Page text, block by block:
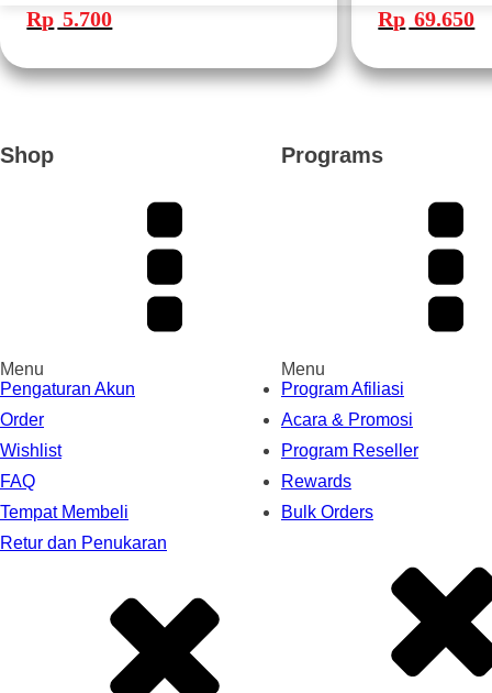
adalah:
Rp 20.000.
Rp 5.700ini
adalah:
adalah:
Rp 139.300.
Rp 69.650ini
Shop
Menu
Pengaturan Akun
Order
Wishlist
FAQ
Tempat Membeli
Retur dan Penukaran
Programs
Menu
Program Afiliasi
Acara & Promosi
Program Reseller
Rewards
Bulk Orders